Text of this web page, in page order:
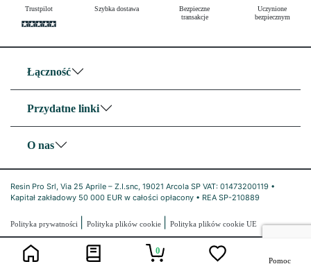
Trustpilot Szybka dostawa
Bezpieczne
transakcje
Uczynione
bezpiecznym
Łączność
Przydatne linki
O nas
Resin Pro Srl, Via 25 Aprile – Z.I.snc, 19021 Arcola SP VAT: 01473200119 •
Kapitał zakładowy 50 000 EUR w całości opłacony • REA SP-210889
Polityka prywatności Polityka plików cookie Polityka plików cookie UE
0
Pomoc